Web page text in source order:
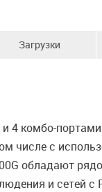
Загрузки
4 комбо-
числе с
обладают
и сетей с